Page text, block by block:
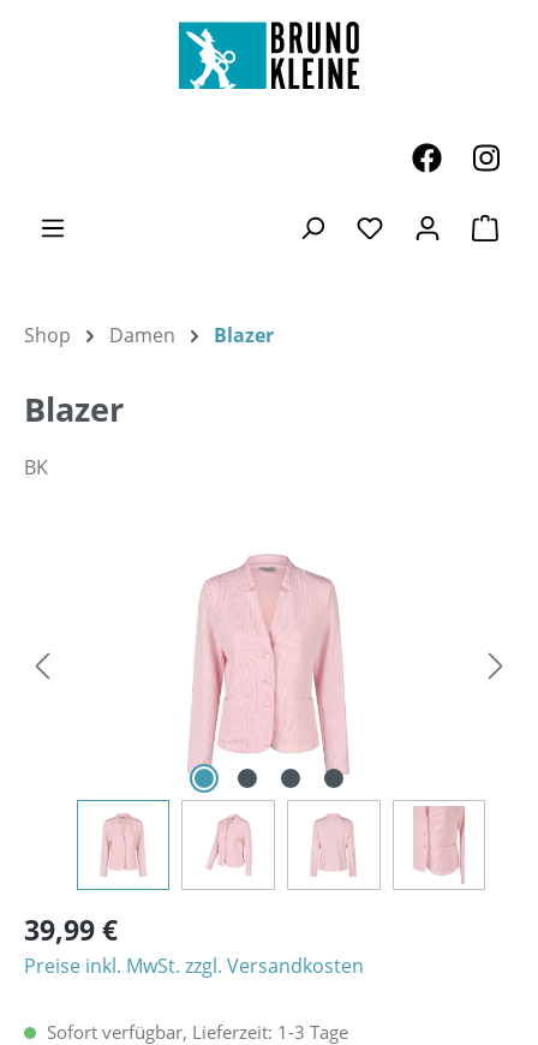
Zum Hauptinhalt springen
Du hast 0
Shop Damen Blazer
Blazer
BK
39,99 €
Preise inkl. MwSt. zzgl. Versandkosten
Sofort verfügbar, Lieferzeit: 1-3 Tage